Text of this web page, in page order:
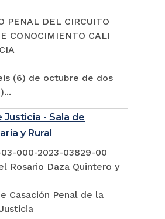
PENAL DEL CIRCUITO
CONOCIMIENTO CALI
(6) de octubre de dos
- Sala de
y Rural
03-000-2023-03829-00
Rosario Daza Quintero y
Casación Penal de la